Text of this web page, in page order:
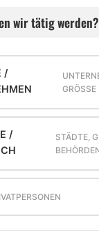
wir tätig werden?
/
GRÖSSE
/
STÄDTE,